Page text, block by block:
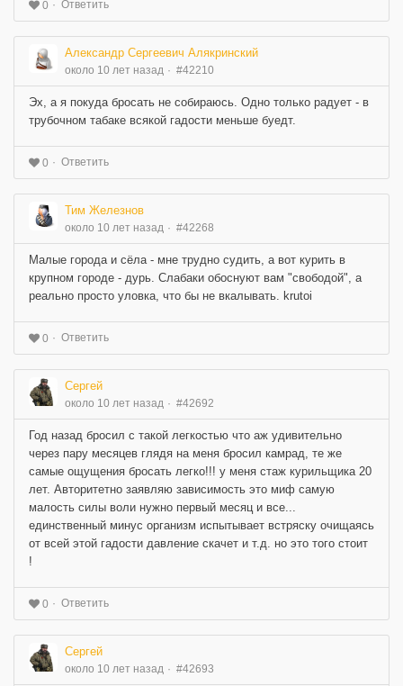
0 Ответить
Александр Сергеевич Алякринский
около 10 лет назад #42210
Эх, а я покуда бросать не собираюсь. Одно только радует - в
трубочном табаке всякой гадости меньше буедт.
0 Ответить
Тим Железнов
около 10 лет назад #42268
Малые города и сёла - мне трудно судить, а вот курить в
крупном городе - дурь. Слабаки обоснуют вам "свободой", а
реально просто уловка, что бы не вкалывать. krutoi
0 Ответить
Сергей
около 10 лет назад #42692
Год назад бросил с такой легкостью что аж удивительно
через пару месяцев глядя на меня бросил камрад, те же
самые ощущения бросать легко!!! у меня стаж курильщика 20
лет. Авторитетно заявляю зависимость это миф самую
малость силы воли нужно первый месяц и все...
единственный минус организм испытывает встряску очищаясь
от всей этой гадости давление скачет и т.д. но это того стоит
!
0 Ответить
Сергей
около 10 лет назад #42693